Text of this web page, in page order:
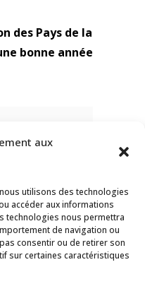
aux
utilisons des technologies
accéder aux informations
technologies nous permettra
de navigation ou
consentir ou de retirer son
sur certaines caractéristiques
des Pays de la
bonne année